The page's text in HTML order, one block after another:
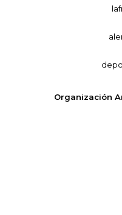
Organización